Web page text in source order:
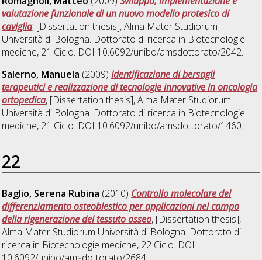
valutazione funzionale di un nuovo modello protesico di
caviglia, [Dissertation thesis], Alma Mater Studiorum
Università di Bologna. Dottorato di ricerca in Biotecnologie
mediche, 21 Ciclo. DOI 10.6092/unibo/amsdottorato/2042.
Salerno, Manuela (2009)Identificazione di bersagli
terapeutici e realizzazione di tecnologie innovative in oncologia
ortopedica, [Dissertation thesis], Alma Mater Studiorum
Università di Bologna. Dottorato di ricerca in Biotecnologie
mediche, 21 Ciclo. DOI 10.6092/unibo/amsdottorato/1460.
22
Baglio, Serena Rubina (2010) Controllo molecolare del
differenziamento osteoblestico per applicazioni nel campo
della rigenerazione del tessuto osseo, [Dissertation thesis],
Alma Mater Studiorum Università di Bologna. Dottorato di
ricerca in Biotecnologie mediche, 22 Ciclo. DOI